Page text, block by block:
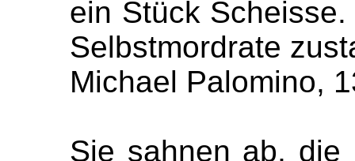
ein Stück
Selbstmordrate
Michael Palomino,
Sie sahnen ab, die